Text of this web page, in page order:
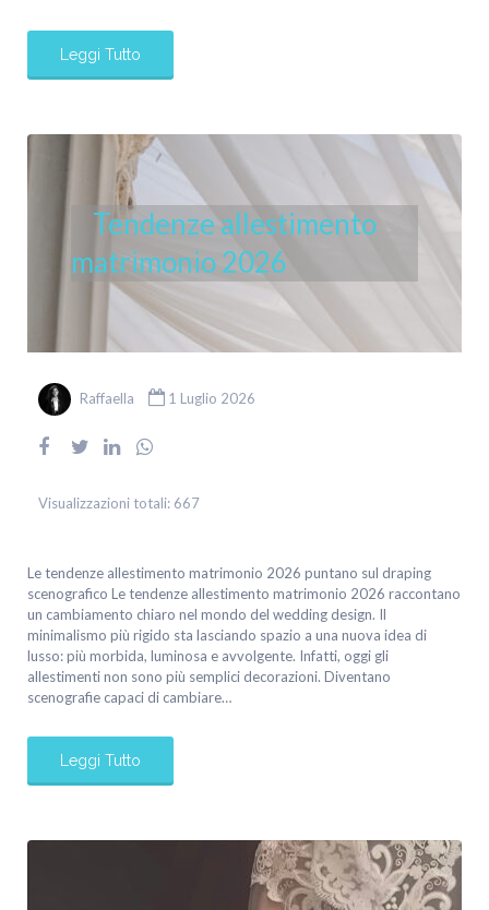
Leggi Tutto
Tendenze allestimento
matrimonio 2026
Raffaella 1 Luglio 2026
Visualizzazioni totali: 667
Le tendenze allestimento matrimonio 2026 puntano sul draping
scenografico Le tendenze allestimento matrimonio 2026 raccontano
un cambiamento chiaro nel mondo del wedding design. Il
minimalismo più rigido sta lasciando spazio a una nuova idea di
lusso: più morbida, luminosa e avvolgente. Infatti, oggi gli
allestimenti non sono più semplici decorazioni. Diventano
scenografie capaci di cambiare…
Leggi Tutto